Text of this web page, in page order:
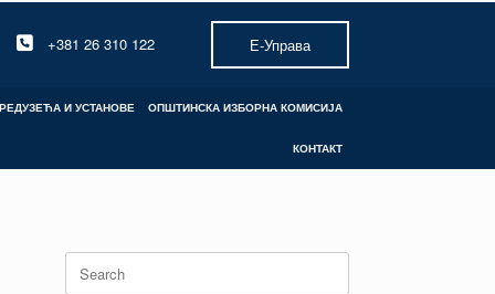
+381 26 310 122 Е-Управа
И УСТАНОВЕ ОПШТИНСКА ИЗБОРНА КОМИСИЈА
КОНТАКТ
Search
for: